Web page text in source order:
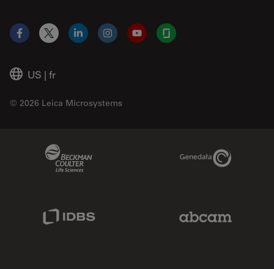
US | fr
© 2026 Leica Microsystems
Facebook
X LinkedInInstagramYouTubeGlassdoor
Genedata Link